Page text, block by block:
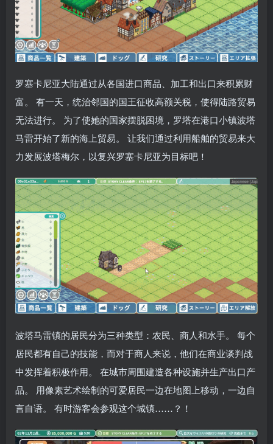
罗塞卡尼亚大陆通过从各国进口商品、加工和出口来积累财
富。 有一天，统治邻国的国王征收高额关税，使得陆路贸易
无法进行。 为了使她的国家摆脱困境，罗塔在港口小镇波塔
马雷开始了新的海上贸易。 让我们通过利用船舶的贸易来大
力发展波塔梅尔，以复兴罗塞卡尼亚为目标吧！
波塔马雷镇的居民分为三种类型：农民、商人和水手。 每个
居民都有自己的技能，而对于商人来说，他们在商业谈判战
中发挥着积极作用。 在城市周围建造各种设施并生产出口产
品。 用像素艺术绘制的可爱居民一边在地图上移动，一边自
言自语。 有时游客会参观这个城镇……？！